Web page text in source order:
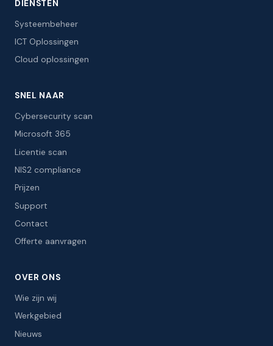
DIENSTEN
Systeembeheer
ICT Oplossingen
Cloud oplossingen
SNEL NAAR
Cybersecurity scan
Microsoft 365
Licentie scan
NIS2 compliance
Prijzen
Support
Contact
Offerte aanvragen
OVER ONS
Wie zijn wij
Werkgebied
Nieuws